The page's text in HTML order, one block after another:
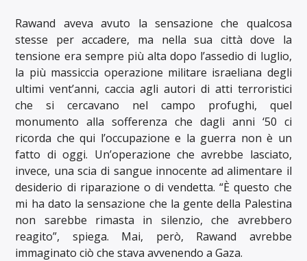
Rawand aveva avuto la sensazione che qualcosa
stesse per accadere, ma nella sua città dove la
tensione era sempre più alta dopo l’assedio di luglio,
la più massiccia operazione militare israeliana degli
ultimi vent’anni, caccia agli autori di atti terroristici
che si cercavano nel campo profughi, quel
monumento alla sofferenza che dagli anni ‘50 ci
ricorda che qui l’occupazione e la guerra non è un
fatto di oggi. Un’operazione che avrebbe lasciato,
invece, una scia di sangue innocente ad alimentare il
desiderio di riparazione o di vendetta. “È questo che
mi ha dato la sensazione che la gente della Palestina
non sarebbe rimasta in silenzio, che avrebbero
reagito”, spiega. Mai, però, Rawand avrebbe
immaginato ciò che stava avvenendo a Gaza.